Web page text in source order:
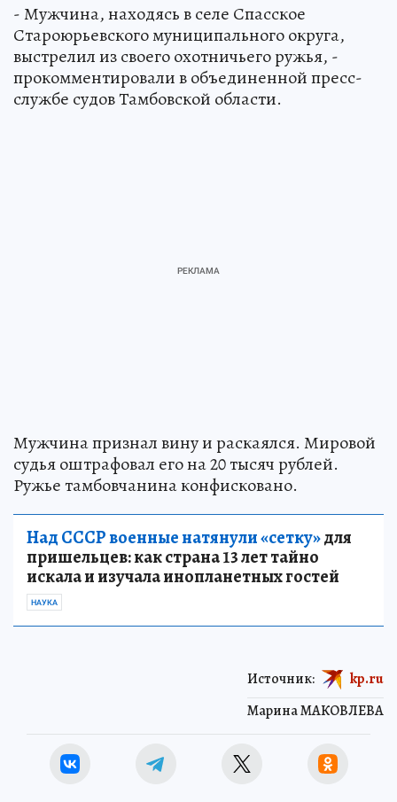
- Мужчина, находясь в селе Спасское
Староюрьевского муниципального округа,
выстрелил из своего охотничьего ружья, -
прокомментировали в объединенной пресс-
службе судов Тамбовской области.
Мужчина признал вину и раскаялся. Мировой
судья оштрафовал его на 20 тысяч рублей.
Ружье тамбовчанина конфисковано.
Над СССР военные натянули «сетку»для
пришельцев: как страна 13 лет тайно
искала и изучала инопланетных гостей
НАУКА
Марина МАКОВЛЕВА
Источник: kp.ru